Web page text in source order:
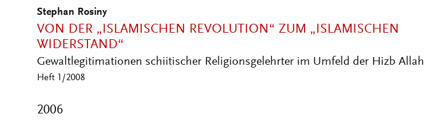
Stephan Rosiny
VON DER „ISLAMISCHEN REVOLUTION“ ZUM „ISLAMISCHEN
WIDERSTAND“
Gewaltlegitimationen schiitischer Religionsgelehrter im Umfeld der Hizb Allah
Heft 1/2008
2006